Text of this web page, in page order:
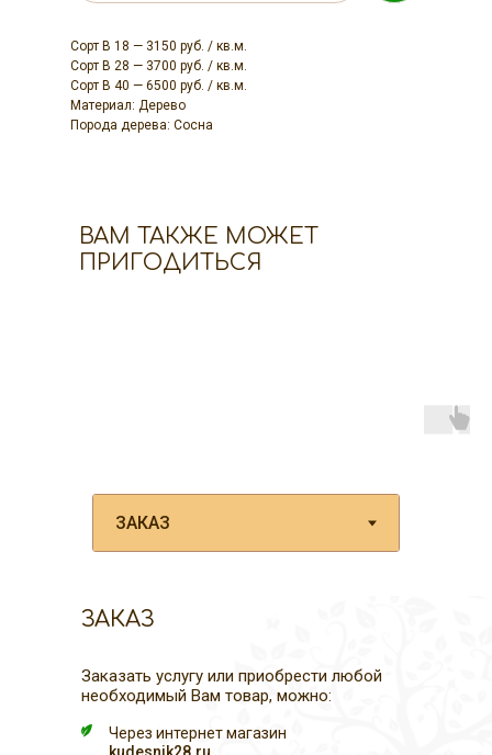
Сорт В 18 — 3150 руб. / кв.м.
Сорт В 28 — 3700 руб. / кв.м.
Сорт В 40 — 6500 руб. / кв.м.
Материал: Дерево
Порода дерева: Сосна
ВАМ ТАКЖЕ МОЖЕТ
ПРИГОДИТЬСЯ
ЗАКАЗ
Через интернет магазин
Заказать услугу или приобрести любой
необходимый Вам товар, можно: